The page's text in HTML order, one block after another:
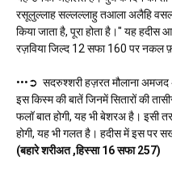
रसूलुल्लाह सल्लल्लाहु तआला अलैहि
किया जाता है, पूरा होता है।" यह
रज़विया जिल्द 12 सफा 160 पर नकल
•••➲ सदरुश्शरी हज़रत मौलाना अमजद
इस किस्म की बातें जिनमें सितारों की
फलॉ बात होगी, यह भी बेशरअ है। इसी
होगी, यह भी गलत है। हदीस में इस पर
(बहारे शरीअत ,हिस्सा 16 सफा 257)